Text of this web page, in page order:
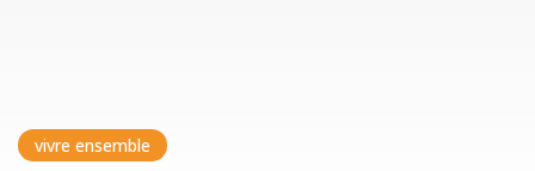
vivre ensemble